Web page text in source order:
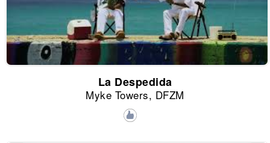
La Despedida
Myke Towers, DFZM